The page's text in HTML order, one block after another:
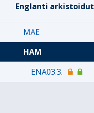
Englanti arkistoidut
MAE
HAM
ENA03.3.